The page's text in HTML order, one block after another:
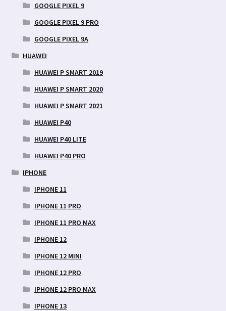
GOOGLE PIXEL 9
GOOGLE PIXEL 9 PRO
GOOGLE PIXEL 9A
HUAWEI
HUAWEI P SMART 2019
HUAWEI P SMART 2020
HUAWEI P SMART 2021
HUAWEI P40
HUAWEI P40 LITE
HUAWEI P40 PRO
IPHONE
IPHONE 11
IPHONE 11 PRO
IPHONE 11 PRO MAX
IPHONE 12
IPHONE 12 MINI
IPHONE 12 PRO
IPHONE 12 PRO MAX
IPHONE 13